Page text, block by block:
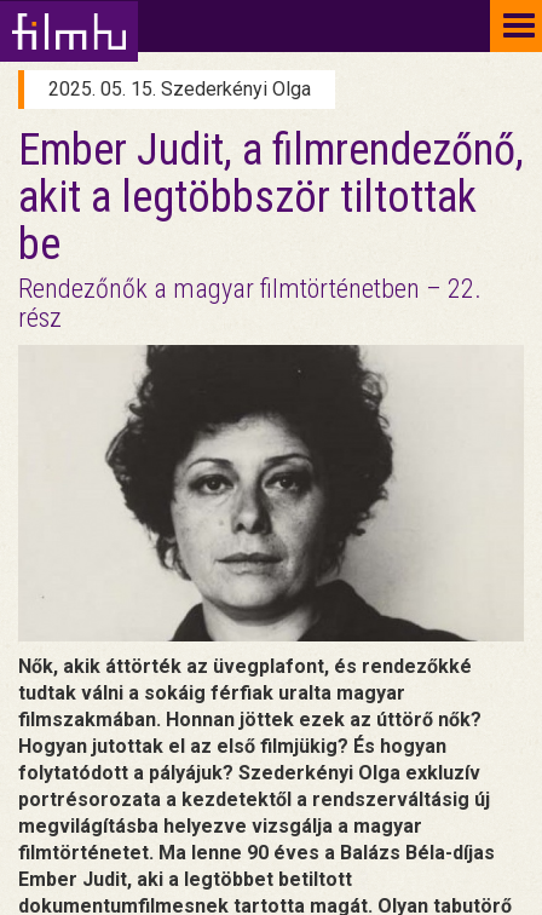
2025. 05. 15. Szederkényi Olga
Ember Judit, a filmrendezőnő,
akit a legtöbbször tiltottak
be
Rendezőnők a magyar filmtörténetben – 22.
rész
Nők, akik áttörték az üvegplafont, és rendezőkké
tudtak válni a sokáig férfiak uralta magyar
filmszakmában. Honnan jöttek ezek az úttörő nők?
Hogyan jutottak el az első filmjükig? És hogyan
folytatódott a pályájuk? Szederkényi Olga exkluzív
portrésorozata a kezdetektől a rendszerváltásig új
megvilágításba helyezve vizsgálja a magyar
filmtörténetet. Ma lenne 90 éves a Balázs Béla-díjas
Ember Judit, aki a legtöbbet betiltott
dokumentumfilmesnek tartotta magát. Olyan tabutörő